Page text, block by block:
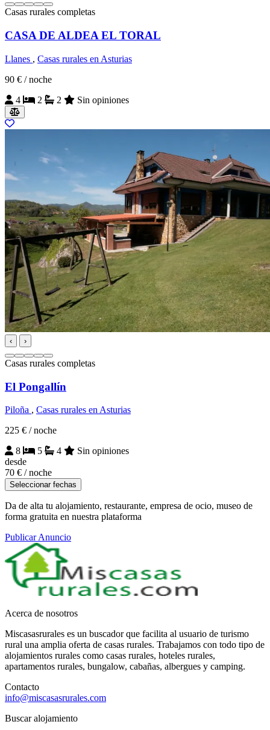
Casas rurales completas
CASA DE ALDEA EL TORAL
Llanes , Casas rurales en Asturias
90 € / noche
4
2 2 Sin opiniones
‹ ›
Casas rurales completas
El Pongallín
Piloña , Casas rurales en Asturias
225 € / noche
8
5 4
Sin opiniones
desde
70 € / noche
Seleccionar fechas
Da de alta tu alojamiento, restaurante, empresa de ocio, museo de
forma gratuita en nuestra plataforma
Publicar Anuncio
Acerca de nosotros
Miscasasrurales es un buscador que facilita al usuario de turismo
rural una amplia oferta de casas rurales. Trabajamos con todo tipo de
alojamientos rurales como casas rurales, hoteles rurales,
apartamentos rurales, bungalow, cabañas, albergues y camping.
Contacto
info@miscasasrurales.com
Buscar alojamiento